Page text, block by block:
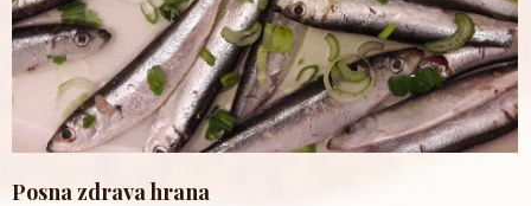
Posna zdrava hrana